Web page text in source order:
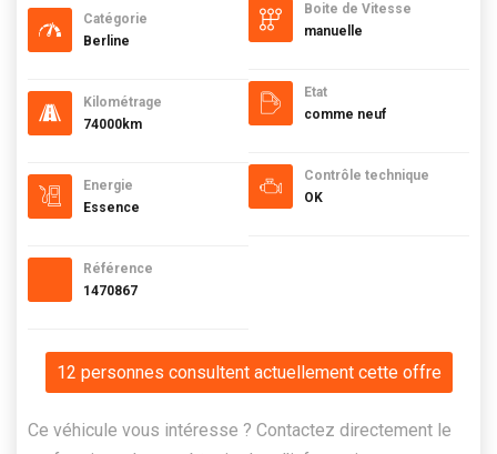
Catégorie
Berline
Kilométrage
74000km
Energie
Essence
Référence
1470867
Boite de Vitesse
manuelle
Etat
comme neuf
Contrôle technique
OK
12 personnes consultent actuellement cette offre
Ce véhicule vous intéresse ? Contactez directement le